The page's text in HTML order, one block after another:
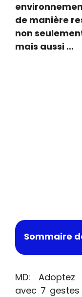
de manière
non
mais aussi …
Sommaire
MD:
avec 7